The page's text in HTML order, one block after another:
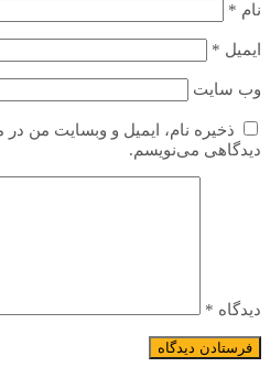
نام *
ایمیل *
وب‌ سایت
ذخیره نام، ایمیل و وبسایت من در
دیدگاهی می‌نویسم.
دیدگاه *